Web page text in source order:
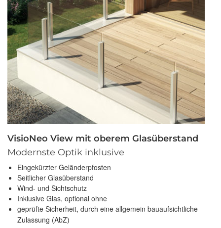
VisioNeo View mit oberem Glasüberstand
Modernste Optik inklusive
Eingekürzter Geländerpfosten
Seitlicher Glasüberstand
Wind- und Sichtschutz
Inklusive Glas, optional ohne
geprüfte Sicherheit, durch eine allgemein bauaufsichtliche
Zulassung (AbZ)